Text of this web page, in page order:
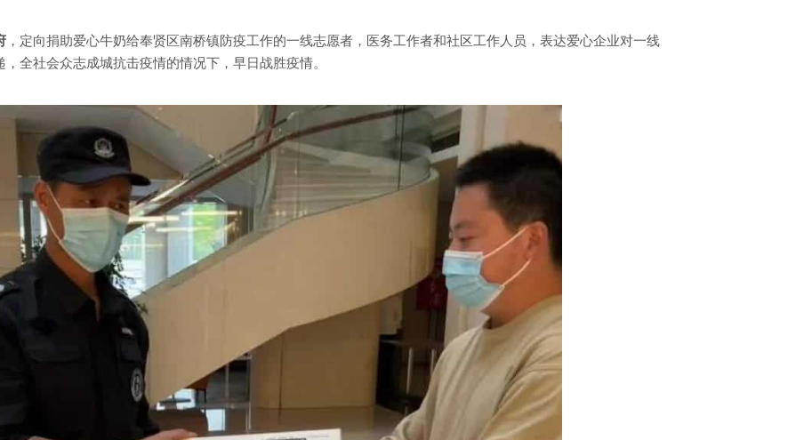
，定向捐助爱心牛奶给奉贤区南桥镇防疫工作的一线志愿者，医务工作者和社区工作人员，表达爱心企业对一线
全社会众志成城抗击疫情的情况下，早日战胜疫情。